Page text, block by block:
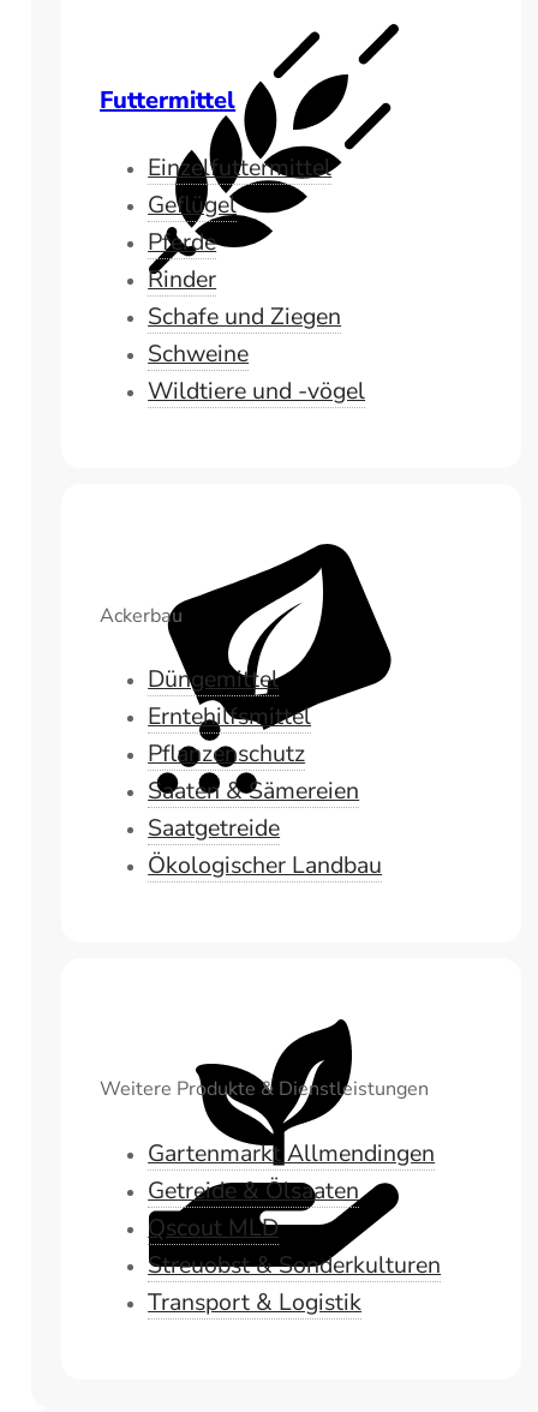
Futtermittel
Einzelfuttermittel
Geflügel
Pferde
Rinder
Schafe und Ziegen
Schweine
Wildtiere und -vögel
Ackerbau
Düngemittel
Erntehilfsmittel
Pflanzenschutz
Saaten & Sämereien
Saatgetreide
Ökologischer Landbau
Weitere Produkte & Dienstleistungen
Gartenmarkt Allmendingen
Getreide & Ölsaaten
Qscout MLD
Streuobst & Sonderkulturen
Transport & Logistik